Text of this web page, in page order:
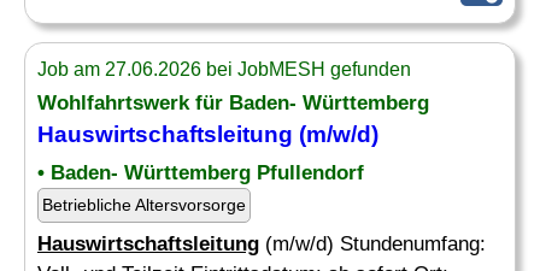
Job am 27.06.2026 bei JobMESH gefunden
Wohlfahrtswerk für Baden- Württemberg
Hauswirtschaftsleitung (m/w/d)
• Baden- Württemberg Pfullendorf
Betriebliche Altersvorsorge
Hauswirtschaftsleitung (m/w/d) Stundenumfang: